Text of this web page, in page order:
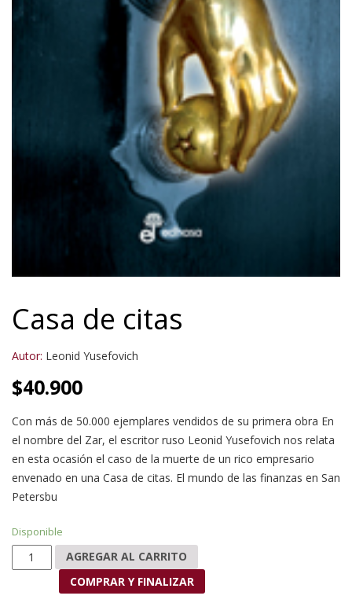
Casa de citas
Autor: Leonid Yusefovich
$40.900
Con más de 50.000 ejemplares vendidos de su primera obra En
el nombre del Zar, el escritor ruso Leonid Yusefovich nos relata
en esta ocasión el caso de la muerte de un rico empresario
envenado en una Casa de citas. El mundo de las finanzas en San
Petersbu
Disponible
Casa de citas cantidad
AGREGAR AL CARRITO
COMPRAR Y FINALIZAR